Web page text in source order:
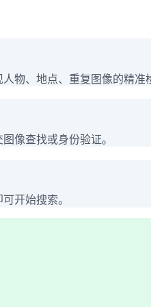
物、地点、重复图像的精准
像查找或身份验证。
开始搜索。